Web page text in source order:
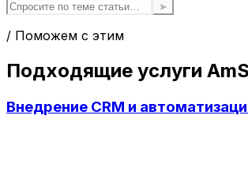
➤
/ Поможем с этим
Подходящие услуги
Внедрение CRM и